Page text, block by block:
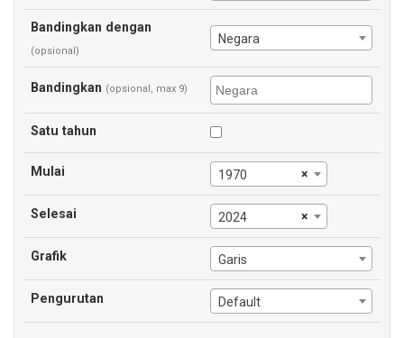
Bandingkan dengan
(opsional)
Negara
Bandingkan (opsional, max 9)
Satu tahun
Mulai ×
1970
Selesai ×
2024
Grafik Garis
Pengurutan Default